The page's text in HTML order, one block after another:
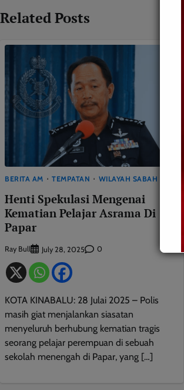
Related Posts
BERITA AM TEMPATAN WILAYAH SABAH
Henti Spekulasi Mengenai
Kematian Pelajar Asrama Di
Papar
Ray Bull July 28, 2025 0
KOTA KINABALU: 28 Julai 2025 – Polis
masih giat menjalankan siasatan
menyeluruh berhubung kematian tragis
seorang pelajar perempuan di sebuah
sekolah menengah di Papar, yang […]